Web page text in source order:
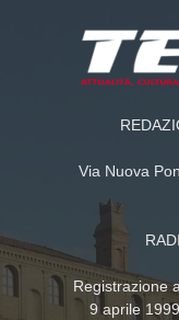
Via Nuova
Registrazione
9 aprile